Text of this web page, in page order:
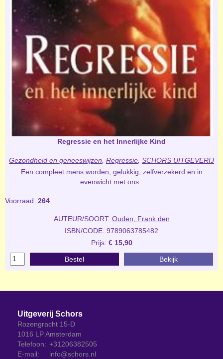
Regressie en het Innerlijke Kind
Gezondheid en geneeswijzen Regressie SCHORS UITGEVERIJ
Een compleet mens worden, gelukkig, zelfverzekerd en in
evenwicht met ons..
Voorraad: 264
AUTEUR/SOORT: Ouden, Frank den
ISBN/CODE: 9789063785482
Prijs: € 15,90
Bestel Bekijk
Uitgeverij Schors
Rozengracht 15-D
1016 LP Amsterdam
Telefoon: +31206382505
E-mail:
info@schors.nl